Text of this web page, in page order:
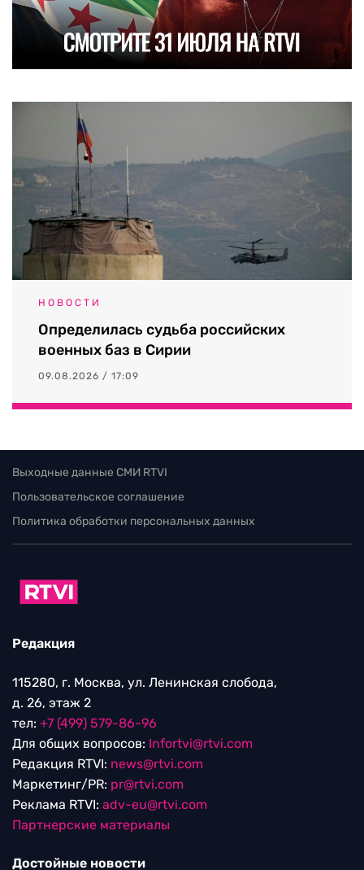
НОВОСТИ
Определилась судьба российских
военных баз в Сирии
09.08.2026 / 17:09
Выходные данные СМИ RTVI
Пользовательское соглашение
Политика обработки персональных данных
Редакция
115280, г. Москва, ул. Ленинская слобода,
д. 26, этаж 2
тел: +7 (499) 579-86-96
Для общих вопросов: Infortvi@rtvi.com
Редакция RTVI: news@rtvi.com
Маркетинг/PR: pr@rtvi.com
Реклама RTVI: adv-eu@rtvi.com
Партнерские материалы
Достойные новости